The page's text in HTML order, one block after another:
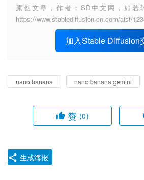
原创文章，作者：SD中文网，如若
https://www.stablediffusion-cn.com/aist/
加入Stable Diffusion
nano banana nano banana gemini
赞 (0)
生成海报